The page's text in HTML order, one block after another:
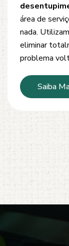
Oferecemos
inspeção e
modernos e
serviço limpo,
Saiba